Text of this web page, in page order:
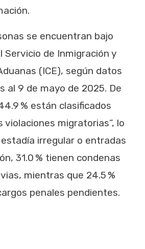
se encuentran bajo
Servicio de Inmigración y
(ICE), según datos
al 9 de mayo de 2025. De
% están clasificados
violaciones migratorias”, lo
irregular o entradas
31.0 % tienen condenas
mientras que 24.5 %
penales pendientes.